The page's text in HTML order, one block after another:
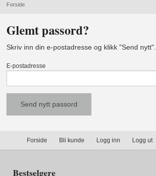
Forside
Glemt passord?
Skriv inn din e-postadresse og klikk "Send nytt".
E-postadresse
Forside Bli kunde Logg inn Logg ut
Bestselgere